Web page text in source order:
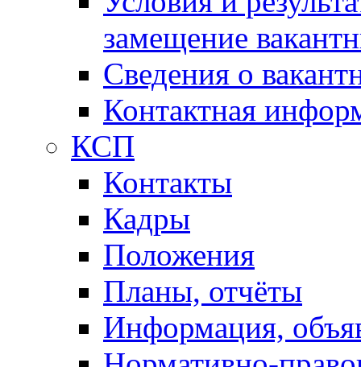
замещение
Сведения о
Контактная
КСП
Контакты
Кадры
Положения
Планы, отчёты
Информация,